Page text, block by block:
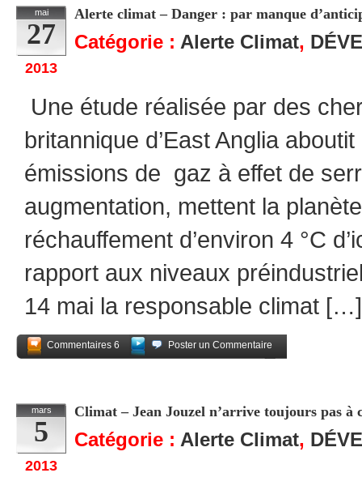
mai
27
2013
Alerte climat – Danger : par manque
Catégorie : Alerte Climat,
Une étude réalisée par des
britannique d’East Anglia
émissions de gaz à effet de
augmentation, mettent la
réchauffement d’environ 4 °C
rapport aux niveaux
14 mai la responsable climat […]
Commentaires 6
Poster un Commentaire
mars
5
2013
Climat – Jean Jouzel n’arrive toujours pas à
Catégorie : Alerte Climat,